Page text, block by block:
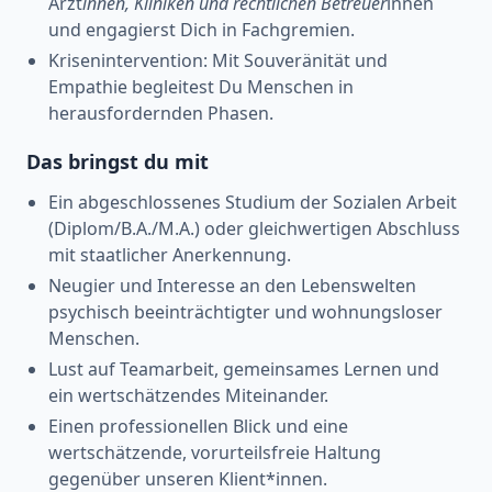
und engagierst Dich in Fachgremien.
Krisenintervention: Mit Souveränität und
Empathie begleitest Du Menschen in
herausfordernden Phasen.
Das bringst du mit
Ein abgeschlossenes Studium der Sozialen Arbeit
(Diplom/B.A./M.A.) oder gleichwertigen Abschluss
mit staatlicher Anerkennung.
Neugier und Interesse an den Lebenswelten
psychisch beeinträchtigter und wohnungsloser
Menschen.
Lust auf Teamarbeit, gemeinsames Lernen und
ein wertschätzendes Miteinander.
Einen professionellen Blick und eine
wertschätzende, vorurteilsfreie Haltung
gegenüber unseren Klient*innen.